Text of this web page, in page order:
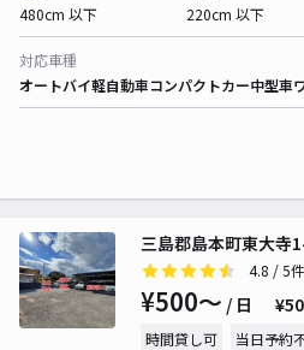
480cm 以下
220cm 以下
対応車種
オートバイ軽自動車コンパクトカー中型車
三島郡島本町東大寺
4.8 / 5件
¥500〜 / 日
時間貸し可 当日予約